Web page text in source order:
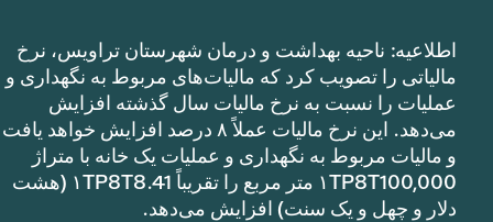
اطلاعیه: ناحیه بهداشت و درمان شهرستان تراویس، نرخ
مالیاتی را تصویب کرد که مالیات‌های مربوط به نگهداری و
عملیات را نسبت به نرخ مالیات سال گذشته افزایش
می‌دهد. این نرخ مالیات عملاً ۸ درصد افزایش خواهد یافت
و مالیات مربوط به نگهداری و عملیات یک خانه با متراژ
۱TP8T100,000 متر مربع را تقریباً ۱TP8T8.41 (هشت
دلار و چهل و یک سنت) افزایش می‌دهد.